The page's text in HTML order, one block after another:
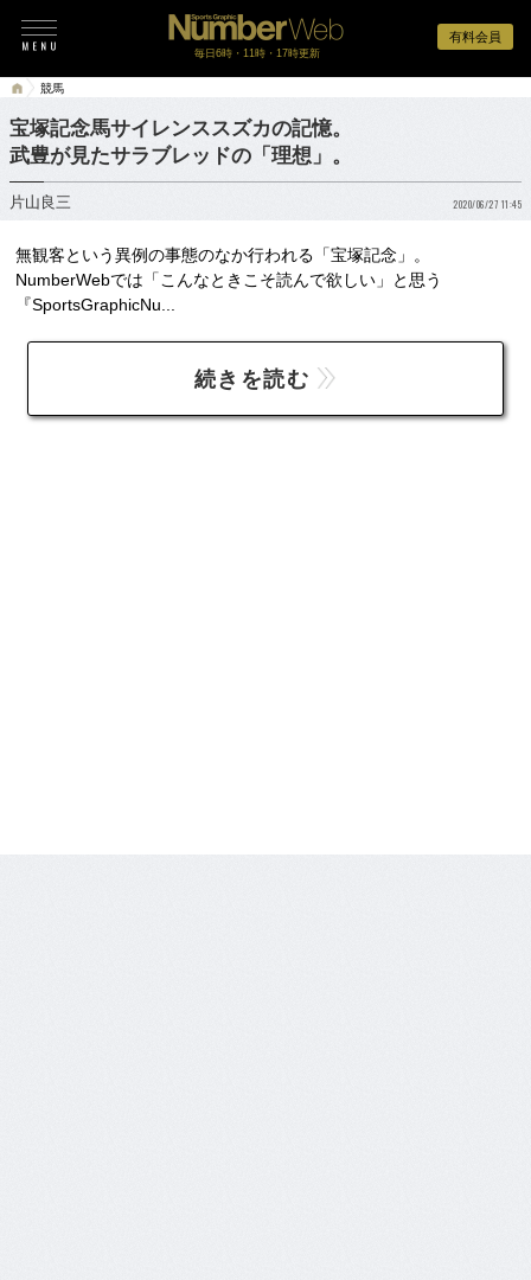
有料会員
毎日6時・11時・17時更新
競馬
宝塚記念馬サイレンススズカの記憶。
武豊が見たサラブレッドの「理想」。
片山良三 2020/06/27 11:45
無観客という異例の事態のなか行われる「宝塚記念」。
NumberWebでは「こんなときこそ読んで欲しい」と思う
『SportsGraphicNu...
続きを読む